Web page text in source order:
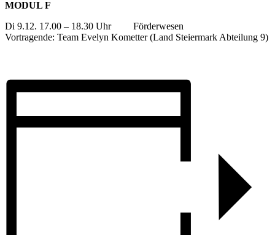
MODUL F
Di 9.12. 17.00 – 18.30 Uhr Förderwesen
Vortragende: Team Evelyn Kometter (Land Steiermark Abteilung 9)